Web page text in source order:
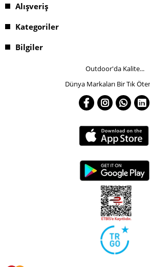
Alışveriş
Kategoriler
Bilgiler
Outdoor'da Kalite...
Dünya Markaları Bir Tık